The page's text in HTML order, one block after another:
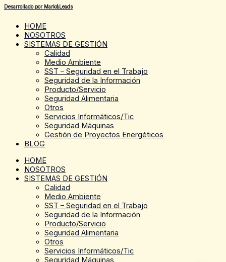
Desarrollado por Mark&Leads
HOME
NOSOTROS
SISTEMAS DE GESTIÓN
Calidad
Medio Ambiente
SST – Seguridad en el Trabajo
Seguridad de la Información
Producto/Servicio
Seguridad Alimentaria
Otros
Servicios Informáticos/Tic
Seguridad Máquinas
Gestión de Proyectos Energéticos
BLOG
HOME
NOSOTROS
SISTEMAS DE GESTIÓN
Calidad
Medio Ambiente
SST – Seguridad en el Trabajo
Seguridad de la Información
Producto/Servicio
Seguridad Alimentaria
Otros
Servicios Informáticos/Tic
Seguridad Máquinas